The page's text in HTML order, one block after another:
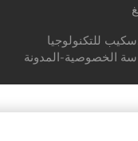
للتكنولوجيا
الخصوصية-المدونة